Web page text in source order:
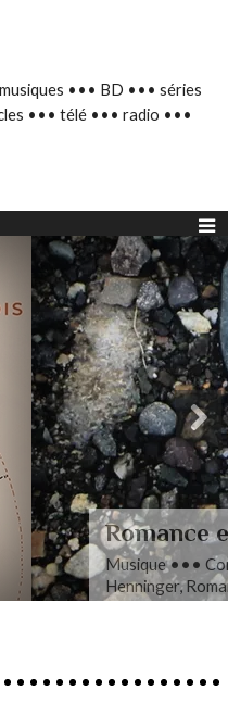
••• BD ••• séries
••• télé ••• radio •••
••• Nathan
cordes